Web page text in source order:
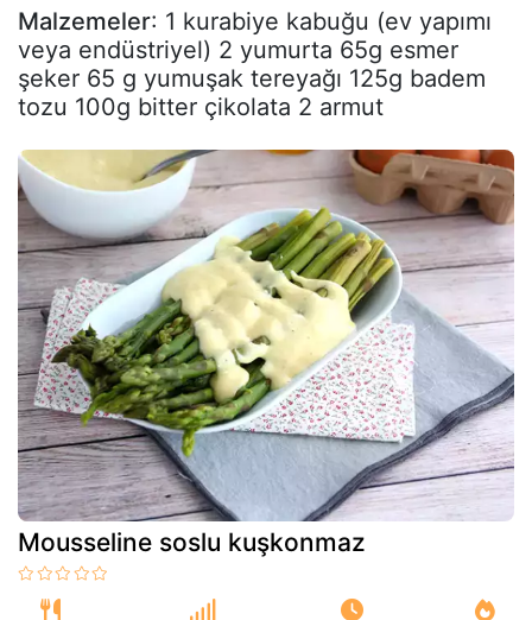
Malzemeler: 1 kurabiye kabuğu (ev yapımı
veya endüstriyel) 2 yumurta 65g esmer
şeker 65 g yumuşak tereyağı 125g badem
tozu 100g bitter çikolata 2 armut
Mousseline soslu kuşkonmaz